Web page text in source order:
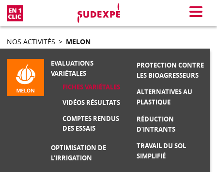
Menu
NOS ACTIVITÉS > MELON
EVALUATIONS
VARIÉTALES
FICHES VARIÉTALES
VIDÉOS RÉSULTATS
COMPTES RENDUS
DES ESSAIS
OPTIMISATION DE
L’IRRIGATION
PROTECTION CONTRE
LES BIOAGRESSEURS
ALTERNATIVES AU
PLASTIQUE
RÉDUCTION
D’INTRANTS
TRAVAIL DU SOL
SIMPLIFIÉ